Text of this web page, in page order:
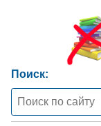
Поиск: